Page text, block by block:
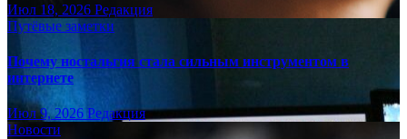
Июл 18, 2026 Редакция
Путёвые заметки
Почему ностальгия стала сильным инструментом в
интернете
Июл 9, 2026 Редакция
Новости